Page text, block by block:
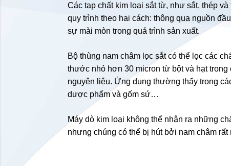
Các tạp chất kim loại sắt từ, như sắt, thép
quy trình theo hai cách: thông qua nguồn
sự mài mòn trong quá trình sản xuất.
Bộ thùng nam châm lọc sắt có thể lọc các
thước nhỏ hơn 30 micron từ bột và hạt
nguyên liệu. Ứng dụng thường thấy trong
dược phẩm và gốm sứ…
Máy dò kim loại không thể nhận ra những
nhưng chúng có thể bị hút bởi nam châm rất